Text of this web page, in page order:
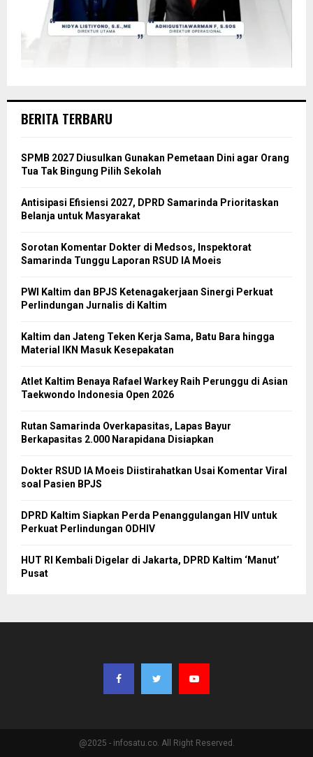
BERITA TERBARU
SPMB 2027 Diusulkan Gunakan Pemetaan Dini agar Orang
Tua Tak Bingung Pilih Sekolah
Antisipasi Efisiensi 2027, DPRD Samarinda Prioritaskan
Belanja untuk Masyarakat
Sorotan Komentar Dokter di Medsos, Inspektorat
Samarinda Tunggu Laporan RSUD IA Moeis
PWI Kaltim dan BPJS Ketenagakerjaan Sinergi Perkuat
Perlindungan Jurnalis di Kaltim
Kaltim dan Jateng Teken Kerja Sama, Batu Bara hingga
Material IKN Masuk Kesepakatan
Atlet Kaltim Benaya Rafael Warkey Raih Perunggu di Asian
Taekwondo Indonesia Open 2026
Rutan Samarinda Overkapasitas, Lapas Bayur
Berkapasitas 2.000 Narapidana Disiapkan
Dokter RSUD IA Moeis Diistirahatkan Usai Komentar Viral
soal Pasien BPJS
DPRD Kaltim Siapkan Perda Penanggulangan HIV untuk
Perkuat Perlindungan ODHIV
HUT RI Kembali Digelar di Jakarta, DPRD Kaltim ‘Manut’
Pusat
@2025 - infosatu.co. All Right Reserved.